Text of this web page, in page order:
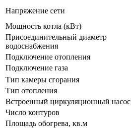
Напряжение сети
Мощность котла (кВт)
Присоединительный диаметр
водоснабжения
Подключение отопления
Подключение газа
Тип камеры сгорания
Тип отопления
Встроенный циркуляционный насос
Число контуров
Площадь обогрева, кв.м